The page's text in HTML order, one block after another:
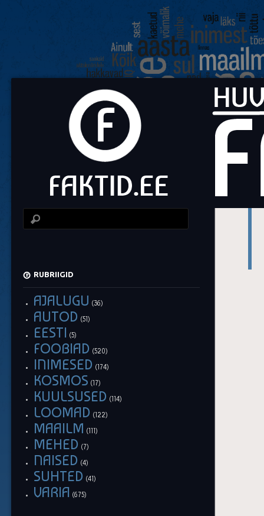
RUBRIIGID
AJALUGU (36)
AUTOD (51)
EESTI (5)
FOOBIAD (520)
INIMESED (174)
KOSMOS (17)
KUULSUSED (114)
LOOMAD (122)
MAAILM (111)
MEHED (7)
NAISED (4)
SUHTED (41)
VARIA (675)